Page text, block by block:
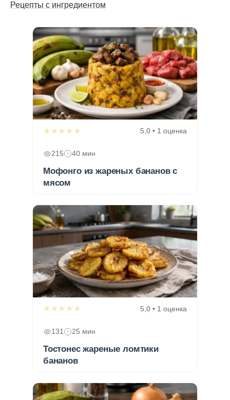
Рецепты с ингредиентом
★★★★★ 5,0 • 1 оценка
215 40 мин
Мофонго из жареных бананов с
мясом
★★★★★ 5,0 • 1 оценка
131 25 мин
Тостонес жареные ломтики
бананов